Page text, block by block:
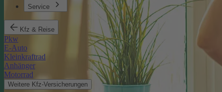
Service
Kfz & Reise
Pkw
E-Auto
Kleinkraftrad
Anhänger
Motorrad
Weitere Kfz-Versicherungen